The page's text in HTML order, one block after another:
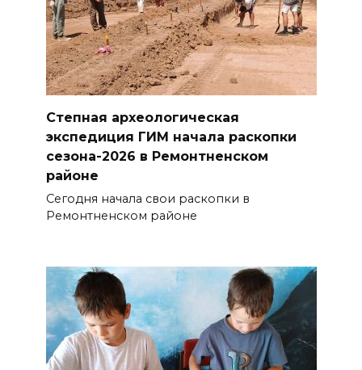
Степная археологическая
экспедиция ГИМ начала раскопки
сезона-2026 в Ремонтненском
районе
Сегодня начала свои раскопки в
Ремонтненском районе